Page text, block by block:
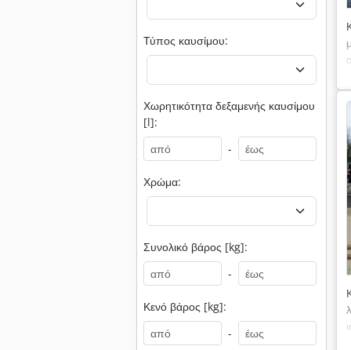
Τύπος καυσίμου:
Χωρητικότητα δεξαμενής καυσίμου
[l]:
-
Χρώμα:
Συνολικό βάρος [kg]:
-
Κενό βάρος [kg]:
-